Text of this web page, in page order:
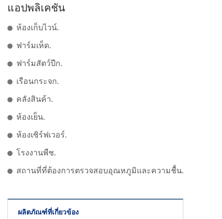
แอปพลิเคชัน
ห้องเก็บไวน์.
ฟาร์มเห็ด.
ฟาร์มสัตว์ปีก.
เรือนกระจก.
คลังสินค้า.
ห้องเย็น.
ห้องเซิร์ฟเวอร์.
โรงงานพืช.
สถานที่ที่ต้องการตรวจสอบอุณหภูมิและความชื้น.
ผลิตภัณฑ์ที่เกี่ยวข้อง